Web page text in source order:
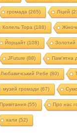
громада (265) Ліцей
Колель Тора (188)
Йорцайт (108) Золотий
JFuture (88) Пам'ятна
Любавичський Ребе (80)
музей громади (67)
Привітання(55) Про нас
хали (52)